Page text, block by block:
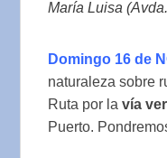
María Luisa
Domingo 16 de
naturaleza sobre
Ruta por lavía
Puerto.